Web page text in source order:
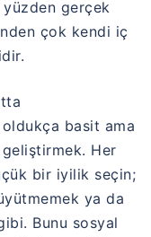
yüzden gerçek
çok kendi iç
basit ama
geliştirmek. Her
bir iyilik seçin;
ya da
Bunu sosyal